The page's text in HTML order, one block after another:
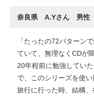
奈良県 A.Yさん 男性
「たったの72パターン
ていて、無理なくCDが
20年程前に勉強してい
で、このシリーズを使い
旅行に行った時、結構、